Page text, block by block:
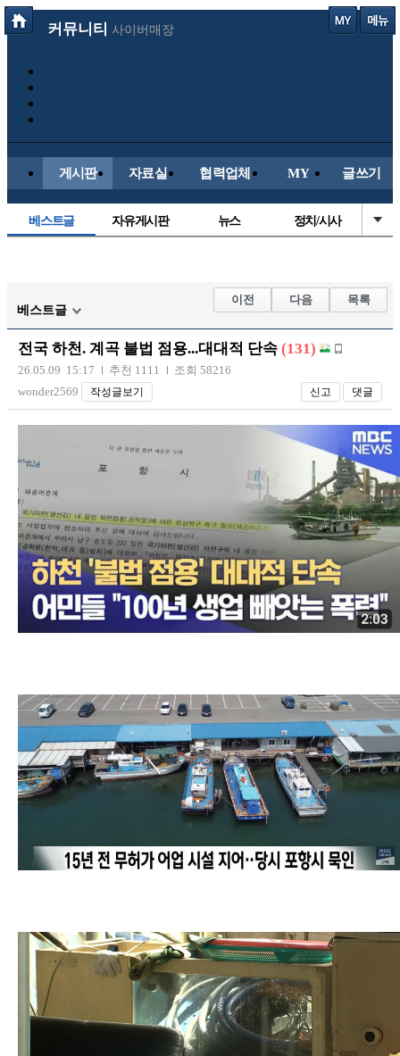
커뮤니티 사이버매장
게시판 자료실 협력업체 MY 글쓰기
베스트글 자유게시판 뉴스 정치/시사
해외축구
국내축구
베스트글
이전 다음 목록
전국 하천. 계곡 불법 점용...대대적 단속 (131)
26.05.09 15:17 추천 1111
조회 58216
wonder2569
작성글보기 신고 댓글